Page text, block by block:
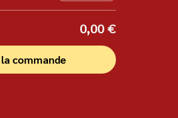
0,00 €
la commande